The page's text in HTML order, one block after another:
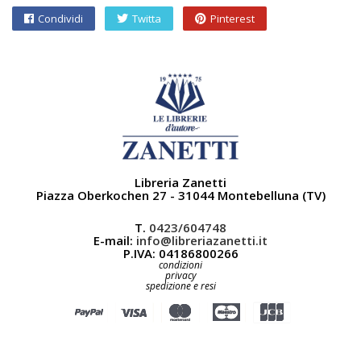
Condividi Twitta Pinterest
Libreria Zanetti
Piazza Oberkochen 27 - 31044 Montebelluna (TV)
T. 0423/604748
E-mail: info@libreriazanetti.it
P.IVA: 04186800266
condizioni
privacy
spedizione e resi